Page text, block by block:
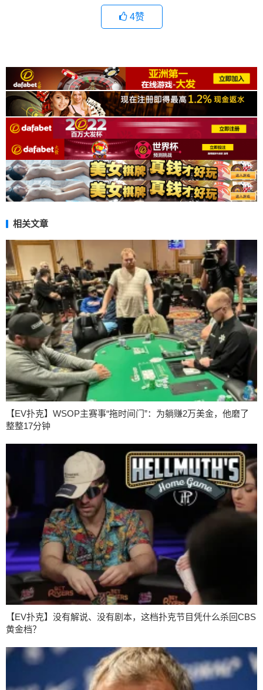
4赞
相关文章
【EV扑克】WSOP主赛事“拖时间门”：为躺赚2万美金，他磨了
整整17分钟
【EV扑克】没有解说、没有剧本，这档扑克节目凭什么杀回CBS
黄金档？